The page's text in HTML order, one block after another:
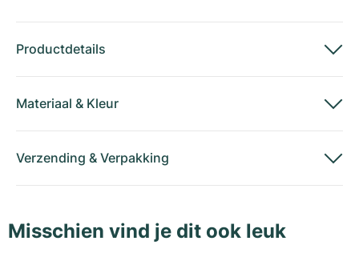
Productdetails
Materiaal & Kleur
Verzending & Verpakking
Misschien vind je dit ook leuk